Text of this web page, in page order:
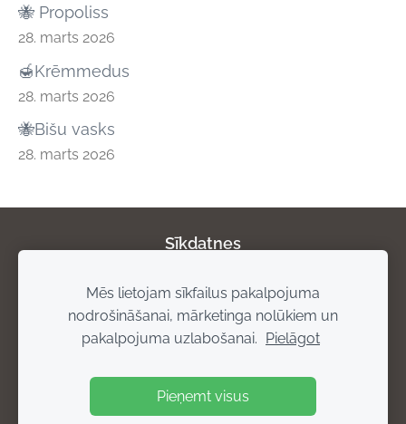
🐝 Propoliss
28. marts 2026
🍯Krēmmedus
28. marts 2026
🐝Bišu vasks
28. marts 2026
Sīkdatnes
Par mums Privātuma politika Atgriešanas
noteikumi
Piegādes noteikumi Rekvizīti
Mēs lietojam sīkfailus pakalpojuma
nodrošināšanai, mārketinga nolūkiem un
pakalpojuma uzlabošanai. Pielāgot
Pieņemt visus